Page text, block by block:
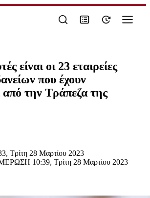
είναι οι 23 εταιρείες
που έχουν
από την Τράπεζα της
Τρίτη 28 Μαρτίου 2023
10:39, Τρίτη 28 Μαρτίου 2023